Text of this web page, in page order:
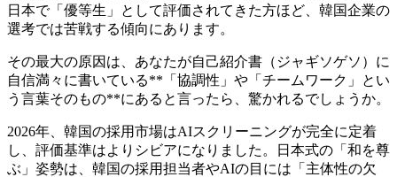
日本で「優等生」として評価されてきた方ほど、韓国企業の
選考では苦戦する傾向にあります。
その最大の原因は、あなたが自己紹介書（ジャギソゲソ）に
自信満々に書いている**「協調性」や「チームワーク」とい
う言葉そのもの**にあると言ったら、驚かれるでしょうか。
2026年、韓国の採用市場はAIスクリーニングが完全に定着
し、評価基準はよりシビアになりました。日本式の「和を尊
ぶ」姿勢は、韓国の採用担当者やAIの目には「主体性の欠